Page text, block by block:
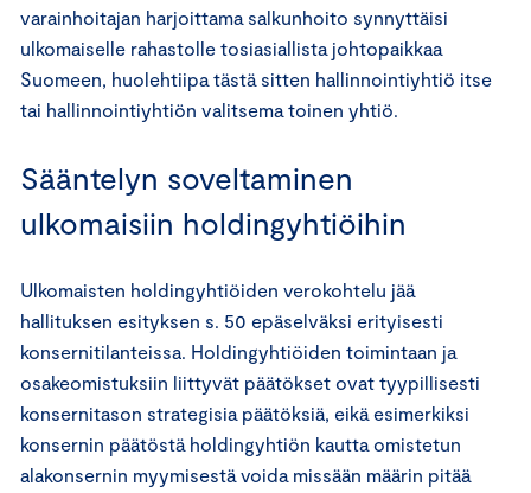
varainhoitajan harjoittama salkunhoito synnyttäisi
ulkomaiselle rahastolle tosiasiallista johtopaikkaa
Suomeen, huolehtiipa tästä sitten hallinnointiyhtiö itse
tai hallinnointiyhtiön valitsema toinen yhtiö.
Sääntelyn soveltaminen
ulkomaisiin holdingyhtiöihin
Ulkomaisten holdingyhtiöiden verokohtelu jää
hallituksen esityksen s. 50 epäselväksi erityisesti
konsernitilanteissa. Holdingyhtiöiden toimintaan ja
osakeomistuksiin liittyvät päätökset ovat tyypillisesti
konsernitason strategisia päätöksiä, eikä esimerkiksi
konsernin päätöstä holdingyhtiön kautta omistetun
alakonsernin myymisestä voida missään määrin pitää